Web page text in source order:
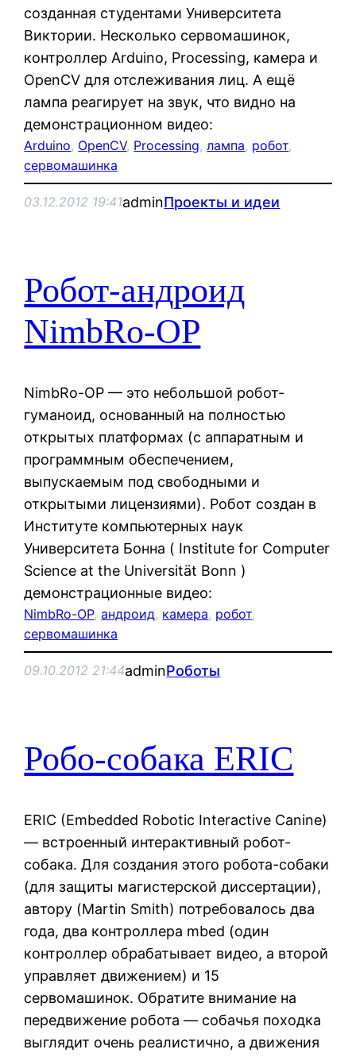
созданная студентами Университета
Виктории. Несколько сервомашинок,
контроллер Arduino, Processing, камера и
OpenCV для отслеживания лиц. А ещё
лампа реагирует на звук, что видно на
демонстрационном видео:
Arduino, OpenCV, Processing, лампа, робот
сервомашинка
03.12.2012 19:41adminПроекты и идеи
Робот-андроид
NimbRo-OP
NimbRo-OP — это небольшой робот-
гуманоид, основанный на полностью
открытых платформах (с аппаратным и
программным обеспечением,
выпускаемым под свободными и
открытыми лицензиями). Робот создан в
Институте компьютерных наук
Университета Бонна ( Institute for Computer
Science at the Universität Bonn )
демонстрационные видео:
NimbRo-OP, андроид, камера, робот
сервомашинка
09.10.2012 21:44adminРоботы
Робо-собака ERIC
ERIC (Embedded Robotic Interactive Canine)
— встроенный интерактивный робот-
собака. Для создания этого робота-собаки
(для защиты магистерской диссертации),
автору (Martin Smith) потребовалось два
года, два контроллера mbed (один
контроллер обрабатывает видео, а второй
управляет движением) и 15
сервомашинок. Обратите внимание на
передвижение робота — собачья походка
выглядит очень реалистично, а движения